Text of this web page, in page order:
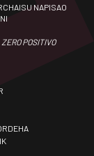
NAPISAO
ZERO POSITIVO